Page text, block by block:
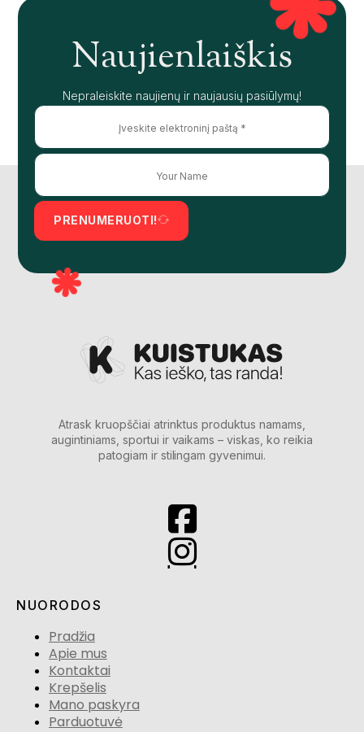
Naujienlaiškis
Nepraleiskite naujienų ir naujausių pasiūlymų!
PRENUMERUOTI!
Atrask kruopščiai atrinktus produktus namams,
augintiniams, sportui ir vaikams – viskas, ko reikia
patogiam ir stilingam gyvenimui.
NUORODOS
Pradžia
Apie mus
Kontaktai
Krepšelis
Mano paskyra
Parduotuvė